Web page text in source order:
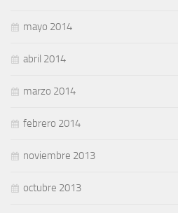
mayo 2014
abril 2014
marzo 2014
febrero 2014
noviembre 2013
octubre 2013